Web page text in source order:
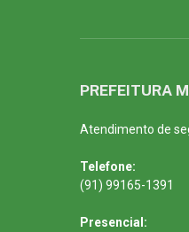
PREFEITURA
Atendimento de
Telefone:
(91) 99165-1391
Presencial: